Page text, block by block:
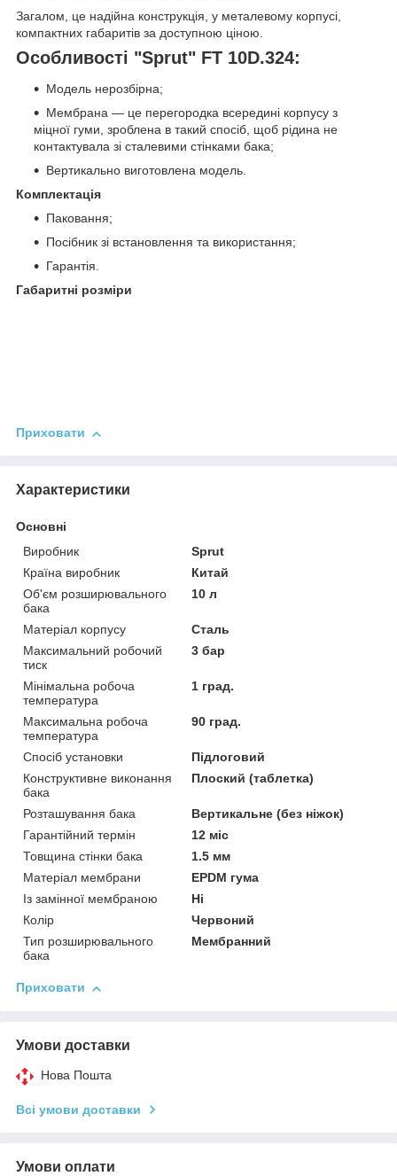
Загалом, це надійна конструкція, у металевому корпусі,
компактних габаритів за доступною ціною.
Особливості "Sprut" FT 10D.324:
Модель нерозбірна;
Мембрана — це перегородка всередині корпусу з
міцної гуми, зроблена в такий спосіб, щоб рідина не
контактувала зі сталевими стінками бака;
Вертикально виготовлена модель.
Комплектація
Паковання;
Посібник зі встановлення та використання;
Гарантія.
Габаритні розміри
Приховати
Характеристики
Основні
Виробник
Sprut
Країна виробник
Китай
Об'єм розширювального
бака
10 л
Матеріал корпусу
Сталь
Максимальний робочий
тиск
3 бар
Мінімальна робоча
температура
1 град.
Максимальна робоча
температура
90 град.
Спосіб установки
Підлоговий
Конструктивне виконання
бака
Плоский (таблетка)
Розташування бака
Вертикальне (без ніжок)
Гарантійний термін
12 міс
Товщина стінки бака
1.5 мм
Матеріал мембрани
EPDM гума
Із замінної мембраною
Ні
Колір
Червоний
Тип розширювального
бака
Мембранний
Приховати
Умови доставки
Нова Пошта
Всі умови доставки
Умови оплати